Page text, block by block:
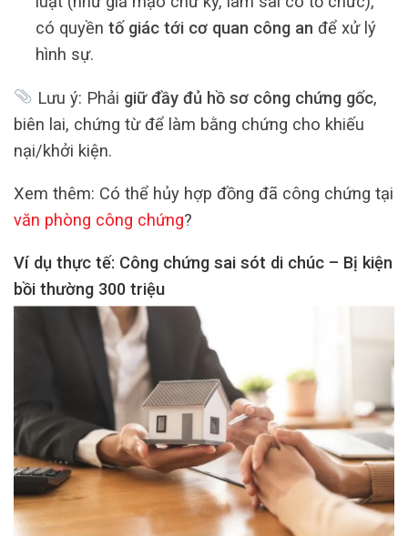
có quyền tố giác tới cơ quan công an để xử lý
hình sự.
Lưu ý: Phải giữ đầy đủ hồ sơ công chứng gốc,
biên lai, chứng từ để làm bằng chứng cho khiếu
nại/khởi kiện.
Xem thêm: Có thể hủy hợp đồng đã công chứng tại
văn phòng công chứng?
Ví dụ thực tế: Công chứng sai sót di chúc – Bị kiện
bồi thường 300 triệu